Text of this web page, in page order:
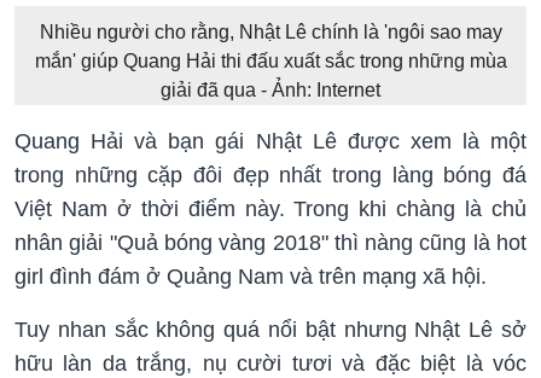
Nhiều người cho rằng, Nhật Lê chính là 'ngôi sao may
mắn' giúp Quang Hải thi đấu xuất sắc trong những mùa
giải đã qua - Ảnh: Internet
Quang Hải và bạn gái Nhật Lê được xem là một
trong những cặp đôi đẹp nhất trong làng bóng đá
Việt Nam ở thời điểm này. Trong khi chàng là chủ
nhân giải "Quả bóng vàng 2018" thì nàng cũng là hot
girl đình đám ở Quảng Nam và trên mạng xã hội.
Tuy nhan sắc không quá nổi bật nhưng Nhật Lê sở
hữu làn da trắng, nụ cười tươi và đặc biệt là vóc